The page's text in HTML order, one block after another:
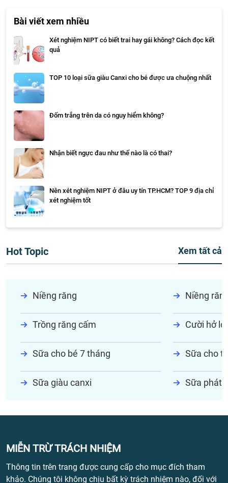
Bài viết xem nhiều
Xét nghiệm NIPT có biết trai hay gái không? Cách đọc kết
quả
TOP 10 loại sữa giàu Canxi cho bé được ưa chuộng nhất
Đốm trắng trên da có nguy hiểm không?
Nhận biết ngực đau như thế nào là có thai?
Nên xét nghiệm NIPT ở đâu uy tín TP.HCM? TOP 9 địa chỉ
xét nghiệm tốt
Hot Topic Xem tất cả
Niềng răng Niềng
Trồng răng cấm Cười hở lợi
Sữa cho bé 7 tháng Sữa cho
Sữa giàu canxi Sữa phát
MIỄN TRỪ TRÁCH NHIỆM
Thông tin trên trang được cung cấp cho mục đích tham
khảo. Chúng tôi không chịu bất kỳ trách nhiệm nào, đối với